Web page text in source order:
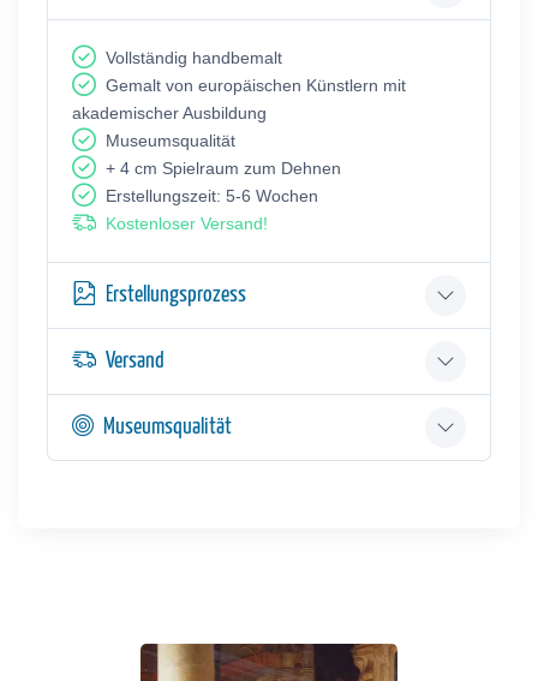
Vollständig handbemalt
Gemalt von europäischen Künstlern mit
akademischer Ausbildung
Museumsqualität
+ 4 cm Spielraum zum Dehnen
Erstellungszeit: 5-6 Wochen
Kostenloser Versand!
Erstellungsprozess
Versand
Museumsqualität